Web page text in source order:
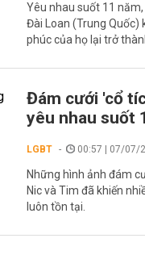
Yêu nhau suốt 11
Đài Loan (Trung Quốc)
phúc của họ lại trở
Đám cưới 'cổ
yêu nhau suốt
LGBT 00:57 | 07/07/
Những hình ảnh đám
Nic và Tim đã khiến
luôn tồn tại.